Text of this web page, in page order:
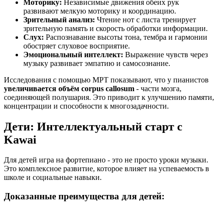
Моторику: Независимые движения обеих рук
развивают мелкую моторику и координацию.
Зрительный анализ: Чтение нот с листа тренирует
зрительную память и скорость обработки информации.
Слух: Распознавание высоты тона, тембра и гармонии
обостряет слуховое восприятие.
Эмоциональный интеллект: Выражение чувств через
музыку развивает эмпатию и самосознание.
Исследования с помощью МРТ показывают, что у пианистов
увеличивается объём corpus callosum - части мозга,
соединяющей полушария. Это приводит к улучшению памяти,
концентрации и способности к многозадачности.
Дети: Интеллектуальный старт с
Kawai
Для детей игра на фортепиано - это не просто уроки музыки.
Это комплексное развитие, которое влияет на успеваемость в
школе и социальные навыки.
Доказанные преимущества для детей: